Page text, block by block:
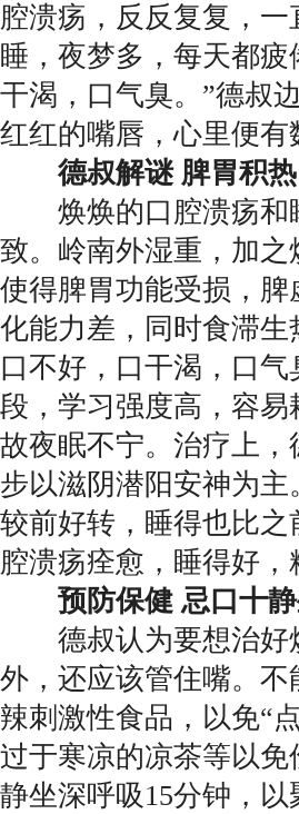
腔溃疡，反反复复，
睡，夜梦多，每天都
干渴，口气臭。”德叔
红红的嘴唇，心里便有
德叔解谜 脾胃积
焕焕的口腔溃疡和
致。岭南外湿重，加
使得脾胃功能受损，
化能力差，同时食滞
口不好，口干渴，口
段，学习强度高，容
故夜眠不宁。治疗上
步以滋阴潜阳安神为
较前好转，睡得也比
腔溃疡痊愈，睡得好
预防保健 忌口十
德叔认为要想治好
外，还应该管住嘴。
辣刺激性食品，以免“
过于寒凉的凉茶等以
静坐深呼吸15分钟，以